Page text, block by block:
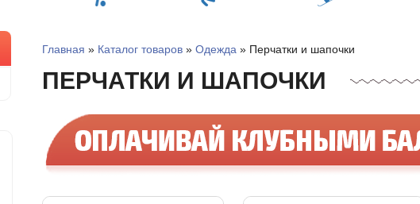
Главная » Каталог товаров» Одежда » Перчатки и шапочки
ПЕРЧАТКИ И ШАПОЧКИ